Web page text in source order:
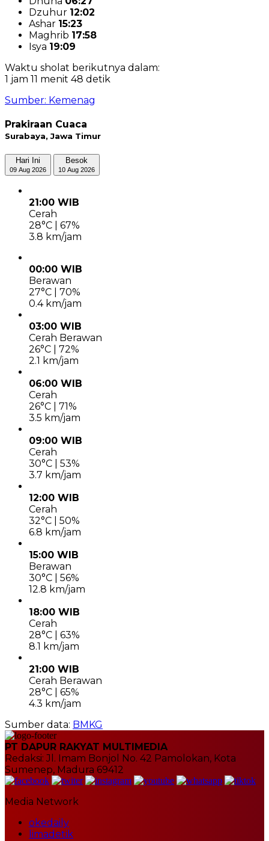
Dzuhur 12:02
Ashar 15:23
Maghrib 17:58
Isya 19:09
Waktu sholat berikutnya dalam:
1 jam 11 menit 48 detik
Sumber: Kemenag
Prakiraan Cuaca
Surabaya, Jawa Timur
Hari Ini
09 Aug 2026
Besok
10 Aug 2026
21:00 WIB
Cerah
28°C | 67%
3.8 km/jam
00:00 WIB
Berawan
27°C | 70%
0.4 km/jam
03:00 WIB
Cerah Berawan
26°C | 72%
2.1 km/jam
06:00 WIB
Cerah
26°C | 71%
3.5 km/jam
09:00 WIB
Cerah
30°C | 53%
3.7 km/jam
12:00 WIB
Cerah
32°C | 50%
6.8 km/jam
15:00 WIB
Berawan
30°C | 56%
12.8 km/jam
18:00 WIB
Cerah
28°C | 63%
8.1 km/jam
21:00 WIB
Cerah Berawan
28°C | 65%
4.3 km/jam
Sumber data: BMKG
PT DAPUR RAKYAT MULTIMEDIA
Redaksi: Jl. Imam Bonjol No. 42 Pamolokan, Kota
Sumenep, Madura 69412
Media Network
okedaily
limadetik